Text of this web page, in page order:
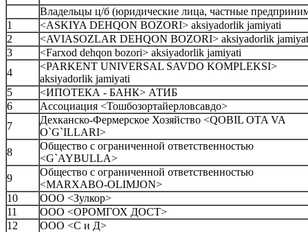
Владельцы ц/б (юридические лица, частные
1
<ASKIYA DEHQON BOZORI> aksiyadorlik jamiyati
2
<AVIASOZLAR DEHQON BOZORI> aksiyadorlik
3
<Farxod dehqon bozori> aksiyadorlik jamiyati
4
<PARKENT UNIVERSAL SAVDO KOMPLEKSI>
aksiyadorlik jamiyati
5
<ИПОТЕКА - БАНК> АТИБ
6
Ассоциация <Тошбозортайерловсавдо>
7
Дехканско-Фермерское Хозяйство <QOBIL OTA VA
O`G`ILLARI>
8
Общество с ограниченной ответственностью
<G`AYBULLA>
9
Общество с ограниченной ответственностью
<MARXABO-OLIMJON>
10
ООО <Зулкор>
11
ООО <ОРОМГОХ ДОСТ>
12
ООО <С и Д>